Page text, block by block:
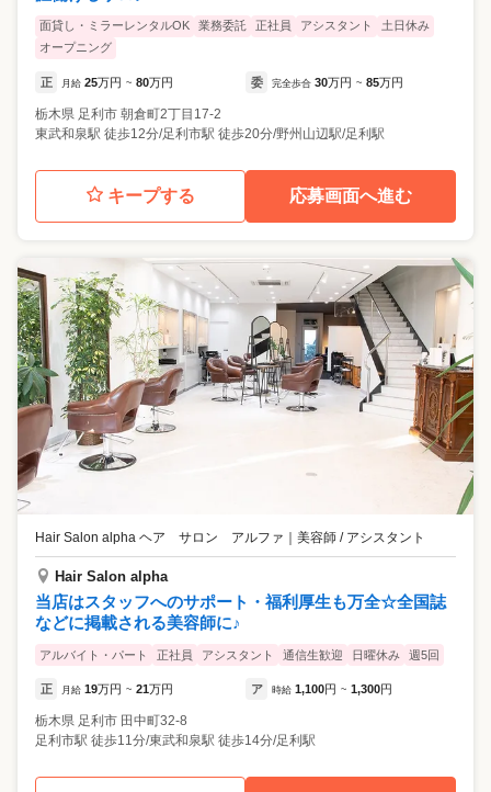
面貸し・ミラーレンタルOK 業務委託 正社員 アシスタント
土日休み
オープニング
正 月給 25万円 ~ 80万円 委 完全歩合 30万円 ~ 85万円
栃木県 足利市 朝倉町2丁目17-2
東武和泉駅 徒歩12分/足利市駅 徒歩20分/野州山辺駅/足利駅
キープする 応募画面へ進む
Hair Salon alpha ヘア サロン アルファ 美容師 / アシスタント
Hair Salon alpha
当店はスタッフへのサポート・福利厚生も万全☆全国誌
などに掲載される美容師に♪
アルバイト・パート 正社員 アシスタント 通信生歓迎 日曜休み 週5回
正 月給 19万円 ~ 21万円 ア 時給 1,100円 ~ 1,300円
栃木県 足利市 田中町32-8
足利市駅 徒歩11分/東武和泉駅 徒歩14分/足利駅